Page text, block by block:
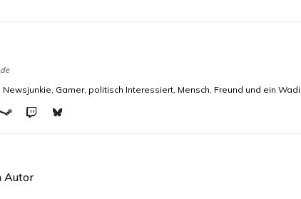
Newsjunkie, Gamer, politisch Interessiert, Mensch, Freund und ein Wadi
Autor